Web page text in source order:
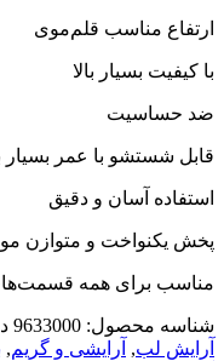
ارتفاع مناسب قلم‌موی
با کیفیت بسیار بالا
ضد حساسیت
قابل شستشو با عمر بسیار
استفاده آسان و دقیق
پخش یکنواخت و متوازن
مناسب برای همه
شناسه محصول: 9633000
آرایش لب, آرایشی و گریم,